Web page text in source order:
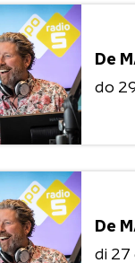
De
do
De
di 27